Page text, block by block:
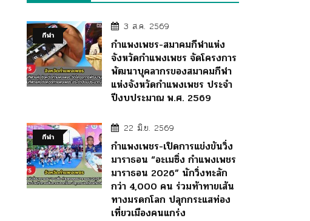
กีฬา
3 ส.ค. 2569
กำแพงเพชร-สมาคมกีฬาแห่ง
จังหวัดกำแพงเพชร จัดโครงการ
พัฒนาบุคลากรของสมาคมกีฬา
แห่งจังหวัดกำแพงเพชร ประจำ
ปีงบประมาณ พ.ศ. 2569
กีฬา
22 มิ.ย. 2569
กำแพงเพชร-เปิดการแข่งขันวิ่ง
มาราธอน “อะเมซิ่ง กำแพงเพชร
มาราธอน 2026” นักวิ่งทะลัก
กว่า 4,000 คน ร่วมท้าทายเส้น
ทางมรดกโลก ปลุกกระแสท่อง
เที่ยวเมืองคนแกร่ง